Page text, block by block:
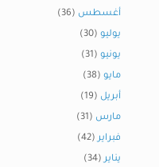
أغسطس (36)
يوليو (30)
يونيو (31)
مايو (38)
أبريل (19)
مارس (31)
فبراير(42)
يناير(34)